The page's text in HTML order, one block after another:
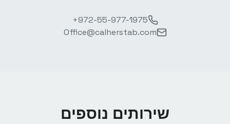
+972-55-977-1975
Office@calherstab.com
שירותים נוספים